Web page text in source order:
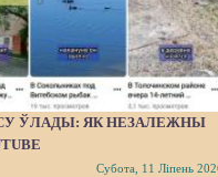
ЎЛАДЫ: ЯК НЕЗАЛЕЖНЫ
Субота, 11 Ліпень